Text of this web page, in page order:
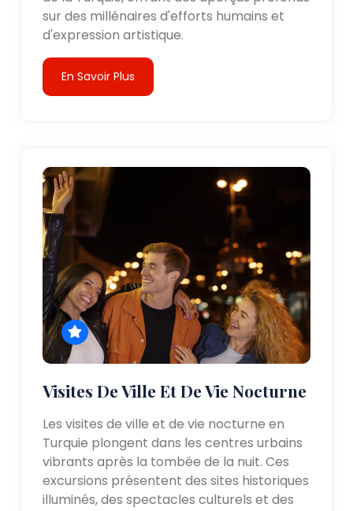
sur des millénaires d'efforts humains et
d'expression artistique.
En Savoir Plus
Visites De Ville Et De Vie Nocturne
Les visites de ville et de vie nocturne en
Turquie plongent dans les centres urbains
vibrants après la tombée de la nuit. Ces
excursions présentent des sites historiques
illuminés, des spectacles culturels et des